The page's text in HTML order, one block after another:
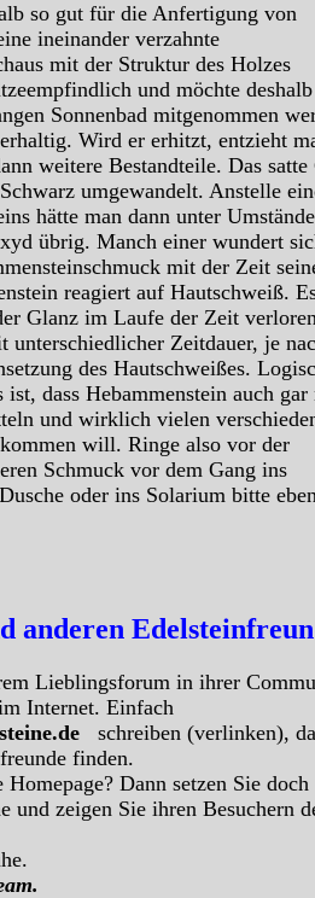
so gut für die Anfertigung von
ineinander verzahnte
mit der Struktur des Holzes
und möchte
Sonnenbad mitgenommen
Wird er erhitzt, entzieht
weitere Bestandteile. Das satte
umgewandelt. Anstelle
hätte man dann unter
übrig. Manch einer wundert
mit der Zeit
reagiert auf Hautschweiß.
Glanz im Laufe der Zeit
unterschiedlicher Zeitdauer, je
des Hautschweißes.
ist, dass Hebammenstein auch
und wirklich vielen
will. Ringe also vor der
Schmuck vor dem Gang ins
oder ins Solarium bitte
anderen
Lieblingsforum in ihrer
Internet. Einfach
schreiben (verlinken),
finden.
Homepage? Dann setzen Sie doch
und zeigen Sie ihren Besuchern